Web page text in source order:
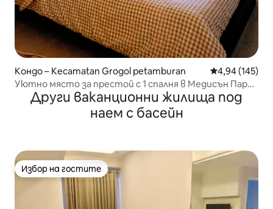
Кондо – Kecamatan Grogol petamburan Средна
4,94 (145)
Уютно място за престой с 1 спалня в Медисън Парк •
Централен търговски център
Други ваканционни жилища под
наем с басейн
Избор на гостите
Избор на гостите